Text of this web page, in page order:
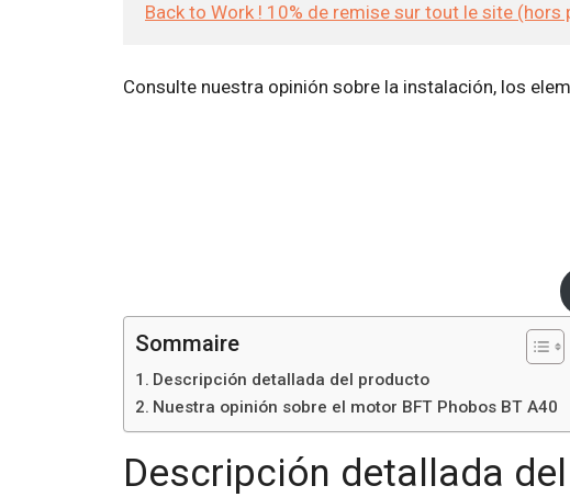
Back to Work ! 10% de remise sur tout le site (hors
Consulte nuestra opinión sobre la instalación, los
Sommaire
Descripción detallada del producto
Nuestra opinión sobre el motor BFT Phobos BT A40
Descripción detallada